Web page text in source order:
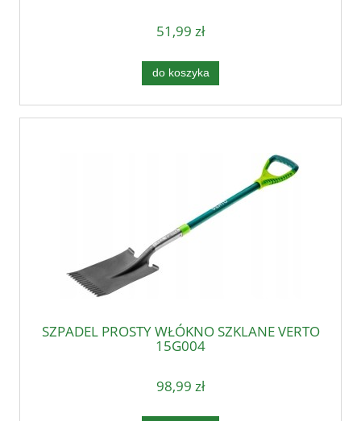
51,99 zł
do koszyka
SZPADEL PROSTY WŁÓKNO SZKLANE VERTO
15G004
98,99 zł